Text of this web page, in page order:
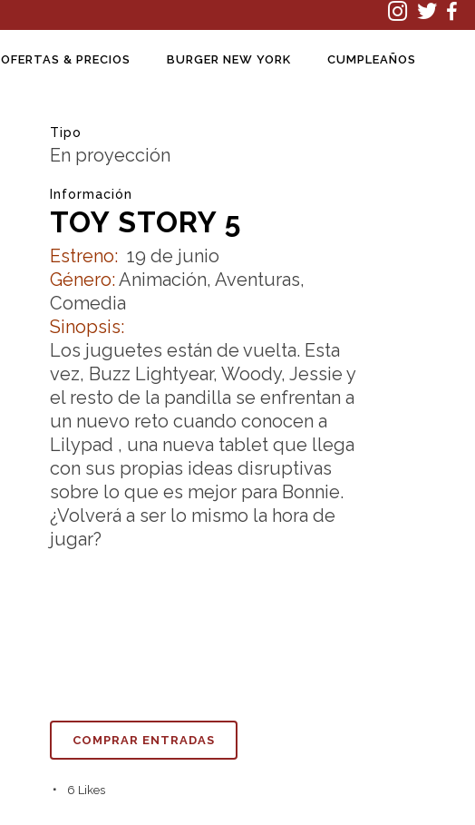
OFERTAS & PRECIOS BURGER NEW YORK CUMPLEAÑOS
Tipo
En proyección
Información
TOY STORY 5
Estreno: 19 de junio
Género:Animación, Aventuras,
Comedia
Sinopsis:
Los juguetes están de vuelta. Esta
vez, Buzz Lightyear, Woody, Jessie y
el resto de la pandilla se enfrentan a
un nuevo reto cuando conocen a
Lilypad , una nueva tablet que llega
con sus propias ideas disruptivas
sobre lo que es mejor para Bonnie.
¿Volverá a ser lo mismo la hora de
jugar?
COMPRAR ENTRADAS
6 Likes